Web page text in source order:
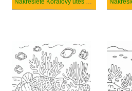
Nakreslete Korálový útes snadný tisknutelné